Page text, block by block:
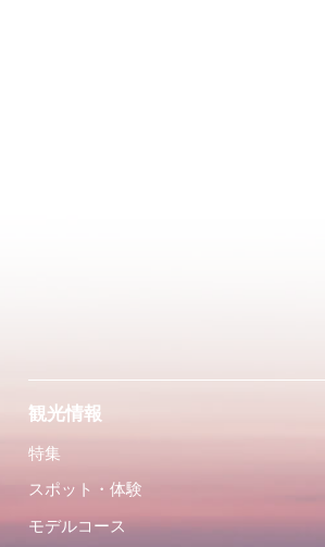
観光情報
特集
スポット・体験
モデルコース